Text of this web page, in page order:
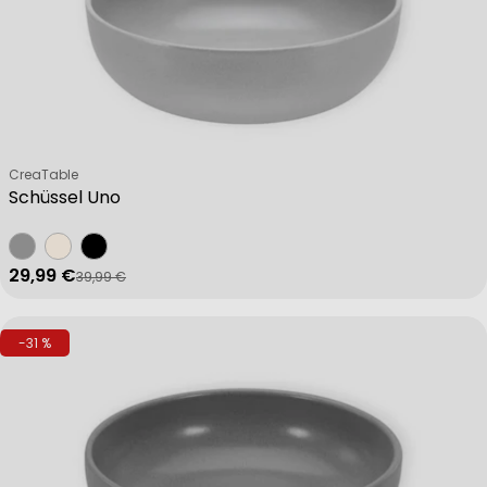
Schüssel Uno
Verkäufer:
CreaTable
Verkaufspreis
29,99 €
Regulärer Preis
39,99 €
-31 %